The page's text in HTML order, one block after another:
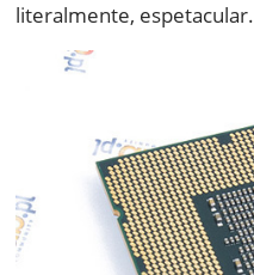
literalmente, espetacular.